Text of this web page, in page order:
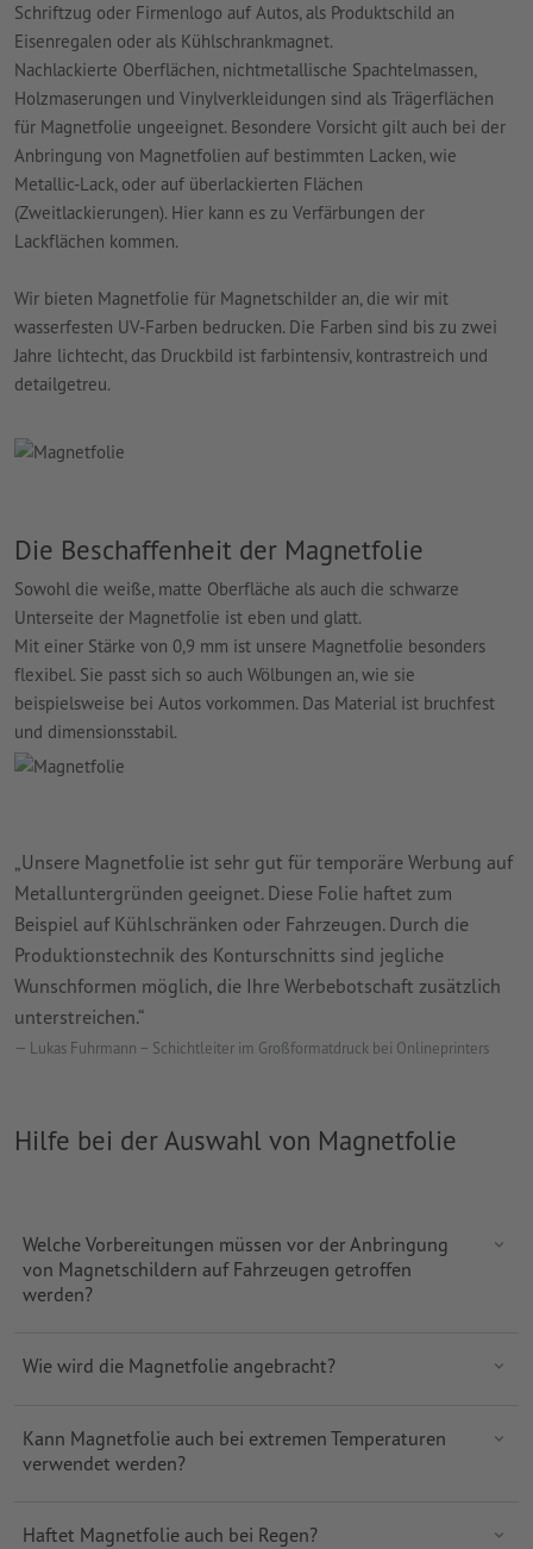
Schriftzug oder Firmenlogo auf Autos, als Produktschild an
Eisenregalen oder als Kühlschrankmagnet.
Nachlackierte Oberflächen, nichtmetallische Spachtelmassen,
Holzmaserungen und Vinylverkleidungen sind als Trägerflächen
für Magnetfolie ungeeignet. Besondere Vorsicht gilt auch bei der
Anbringung von Magnetfolien auf bestimmten Lacken, wie
Metallic-Lack, oder auf überlackierten Flächen
(Zweitlackierungen). Hier kann es zu Verfärbungen der
Lackflächen kommen.
Wir bieten Magnetfolie für Magnetschilder an, die wir mit
wasserfesten UV-Farben bedrucken. Die Farben sind bis zu zwei
Jahre lichtecht, das Druckbild ist farbintensiv, kontrastreich und
detailgetreu.
Die Beschaffenheit der Magnetfolie
Sowohl die weiße, matte Oberfläche als auch die schwarze
Unterseite der Magnetfolie ist eben und glatt.
Mit einer Stärke von 0,9 mm ist unsere Magnetfolie besonders
flexibel. Sie passt sich so auch Wölbungen an, wie sie
beispielsweise bei Autos vorkommen. Das Material ist bruchfest
und dimensionsstabil.
„Unsere Magnetfolie ist sehr gut für temporäre Werbung auf
Metalluntergründen geeignet. Diese Folie haftet zum
Beispiel auf Kühlschränken oder Fahrzeugen. Durch die
Produktionstechnik des Konturschnitts sind jegliche
Wunschformen möglich, die Ihre Werbebotschaft zusätzlich
unterstreichen.“
Lukas Fuhrmann – Schichtleiter im Großformatdruck bei Onlineprinters
Hilfe bei der Auswahl von Magnetfolie
Welche Vorbereitungen müssen vor der Anbringung
von Magnetschildern auf Fahrzeugen getroffen
werden?
Wie wird die Magnetfolie angebracht?
Kann Magnetfolie auch bei extremen Temperaturen
verwendet werden?
Haftet Magnetfolie auch bei Regen?